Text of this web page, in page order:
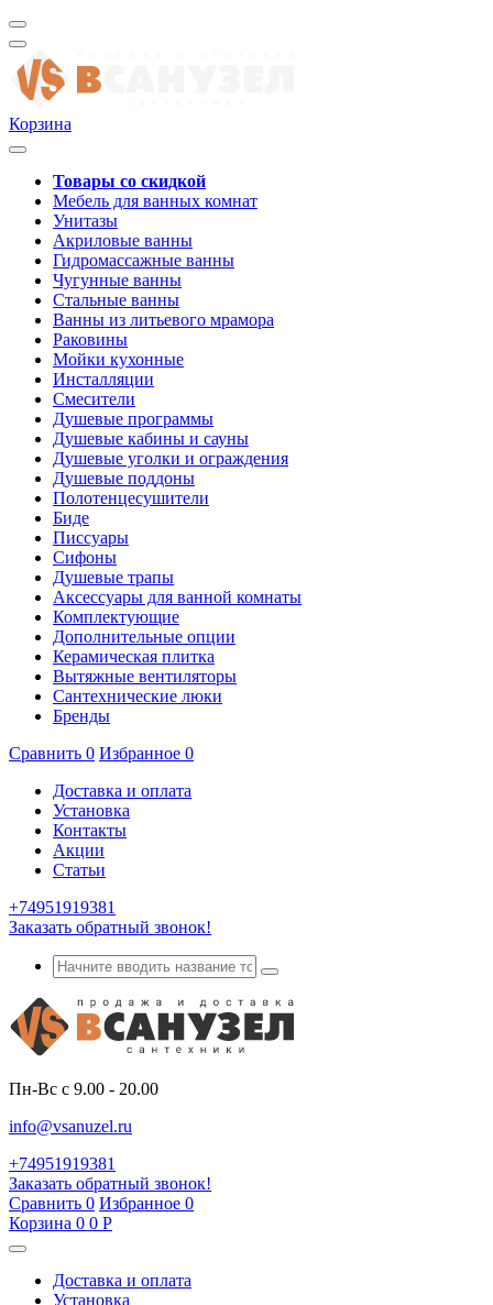
Корзина
Товары со скидкой
Мебель для ванных комнат
Унитазы
Акриловые ванны
Гидромассажные ванны
Чугунные ванны
Стальные ванны
Ванны из литьевого мрамора
Раковины
Мойки кухонные
Инсталляции
Смесители
Душевые программы
Душевые кабины и сауны
Душевые уголки и ограждения
Душевые поддоны
Полотенцесушители
Биде
Писсуары
Сифоны
Душевые трапы
Аксессуары для ванной комнаты
Комплектующие
Дополнительные опции
Керамическая плитка
Вытяжные вентиляторы
Сантехнические люки
Бренды
Сравнить 0 Избранное 0
Доставка и оплата
Установка
Контакты
Акции
Статьи
+74951919381
Заказать обратный звонок!
Пн-Вс с 9.00 - 20.00
info@vsanuzel.ru
+74951919381
Заказать обратный звонок!
Сравнить 0 Избранное 0
Корзина 0 0 Р
Доставка и оплата
Установка